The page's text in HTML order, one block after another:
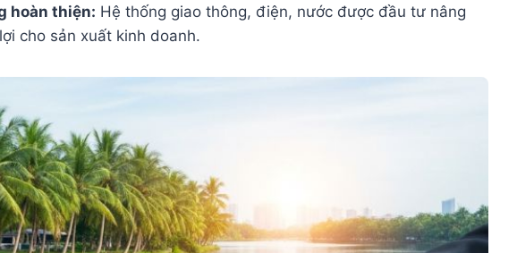
hoàn thiện: Hệ thống giao thông, điện, nước được đầu tư nâng
cho sản xuất kinh doanh.